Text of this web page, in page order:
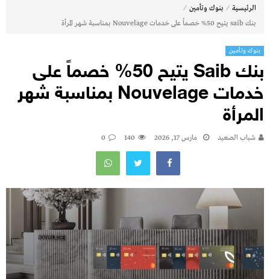
الرئيسية ⁄ بنوك وتأمين ⁄
بنك saib يتيح 50% خصماً على خدمات Nouvelage بمناسبة شهر المرأة
بنوك وتأمين
بنك Saib يتيح 50% خصماً على
خدمات Nouvelage بمناسبة شهر
المرأة
شباب الصعيد مارس 17, 2026 140
0